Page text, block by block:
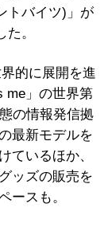
トバイツ)」が
。
的に展開を進
me」の世界第
の情報発信拠
最新モデルを
ているほか、
ッズの販売を
ースも。